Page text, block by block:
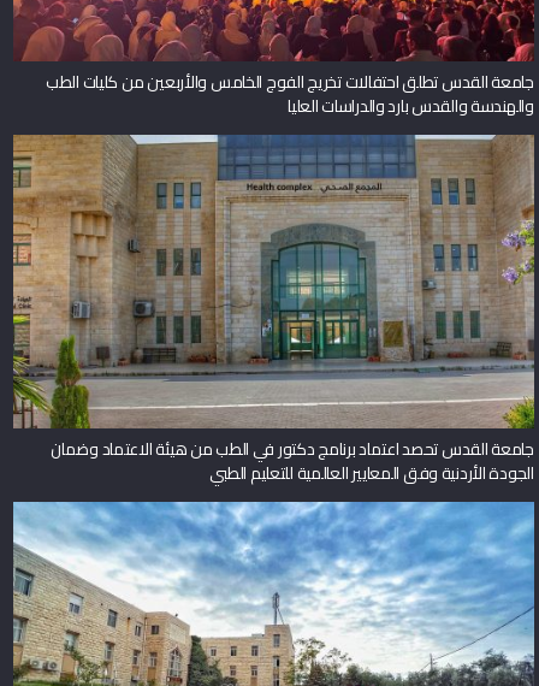
جامعة القدس تطلق احتفالات تخريج الفوج الخامس والأربعين من كليات الطب
والهندسة والقدس بارد والدراسات العليا
جامعة القدس تحصد اعتماد برنامج دكتور في الطب من هيئة الاعتماد وضمان
الجودة الأردنية وفق المعايير العالمية للتعليم الطبي